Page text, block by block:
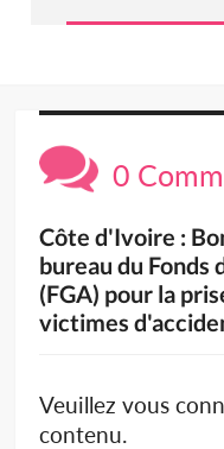
0
Côte d'Ivoire :
bureau du Fonds
(FGA) pour la
victimes
Veuillez vous
contenu.